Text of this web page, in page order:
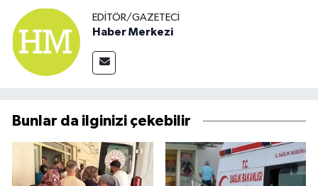
EDITÖR/GAZETECI
Haber Merkezi
Bunlar da ilginizi çekebilir